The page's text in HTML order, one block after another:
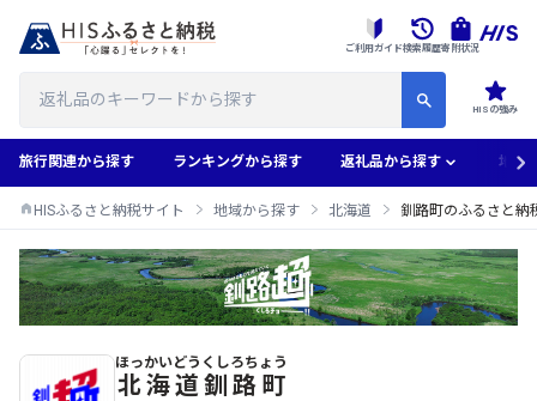
HISの強み
ご利用ガイド検索履歴寄附状況
旅行関連から探す ランキングから探す 返礼品から探す 地域
HISふるさと納税サイト 地域から探す 北海道 釧路町のふるさと納
釧路町のふるさと納税返礼品一覧
北海道
ほっかいどう
釧路町
くしろちょう